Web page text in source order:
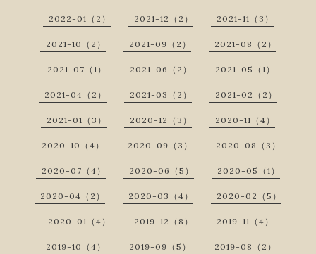
2022-01（2） 2021-12（2） 2021-11（3）
2021-10（2） 2021-09（2） 2021-08（2）
2021-07（1） 2021-06（2） 2021-05（1）
2021-04（2） 2021-03（2） 2021-02（2）
2021-01（3） 2020-12（3） 2020-11（4）
2020-10（4） 2020-09（3） 2020-08（3）
2020-07（4） 2020-06（5） 2020-05（1）
2020-04（2） 2020-03（4） 2020-02（5）
2020-01（4） 2019-12（8） 2019-11（4）
2019-10（4） 2019-09（5） 2019-08（2）